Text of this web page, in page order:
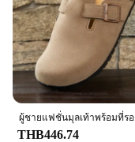
THB446.74